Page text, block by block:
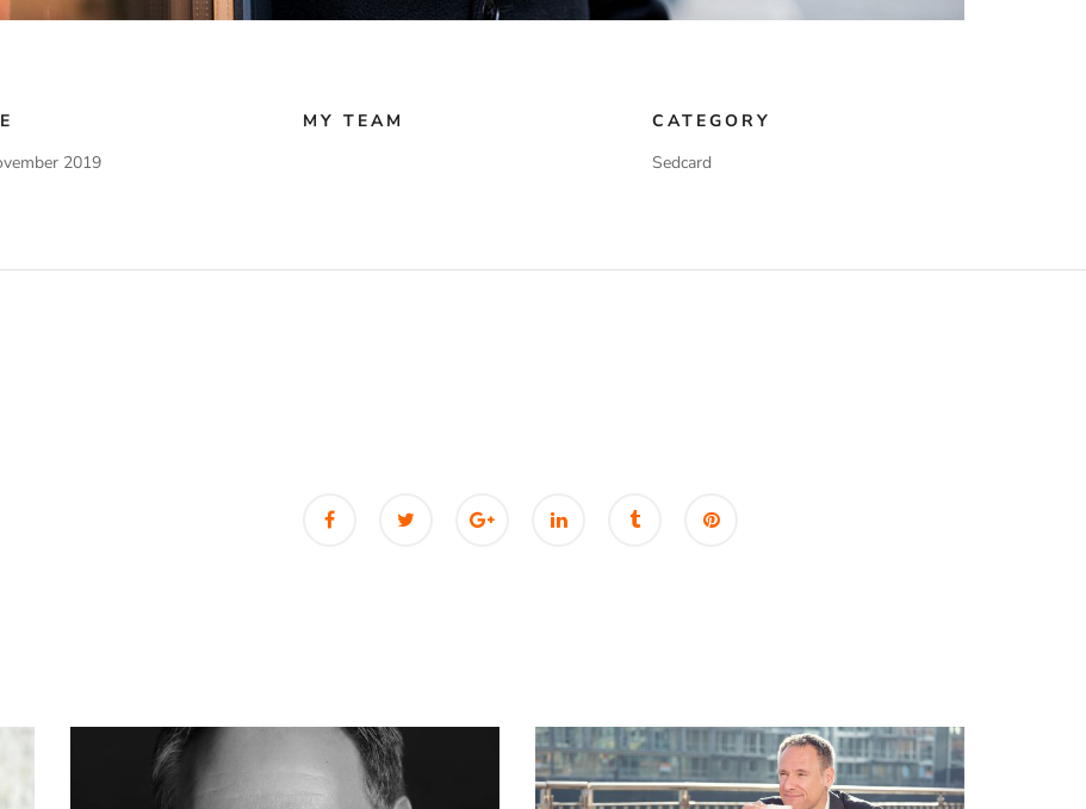
2019
MY TEAM
CATEGORY
Sedcard